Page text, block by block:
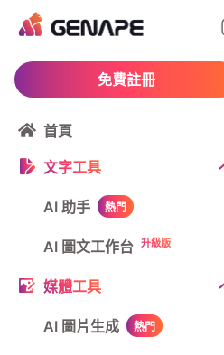
免費註冊
首頁
文字工具
AI 助手 熱門
AI 圖文工作台 升級版
媒體工具
AI 圖片生成 熱門